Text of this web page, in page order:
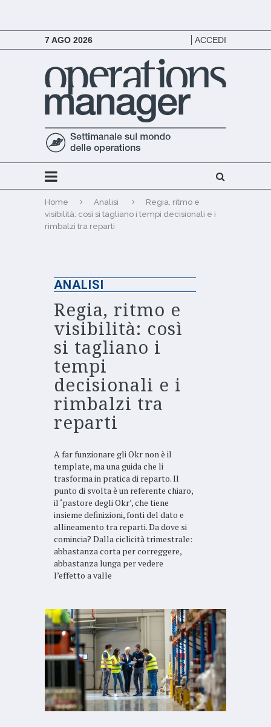
7 AGO 2026 ACCEDI
Home Analisi
Regia, ritmo e
visibilità: così si tagliano i tempi decisionali e i
rimbalzi tra reparti
ANALISI
Regia, ritmo e
visibilità: così
si tagliano i
tempi
decisionali e i
rimbalzi tra
reparti
A far funzionare gli Okr non è il
template, ma una guida che li
trasforma in pratica di reparto. Il
punto di svolta è un referente chiaro,
il ‘pastore degli Okr’, che tiene
insieme definizioni, fonti del dato e
allineamento tra reparti. Da dove si
comincia? Dalla ciclicità trimestrale:
abbastanza corta per correggere,
abbastanza lunga per vedere
l’effetto a valle